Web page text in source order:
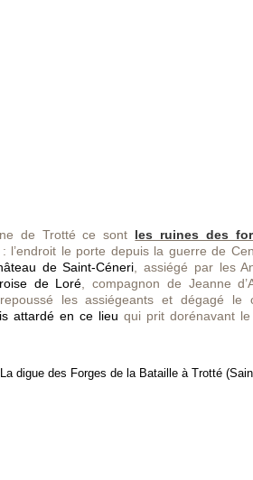
de Trotté ce sont les ruines des
: l’endroit le porte depuis la guerre de
de Saint-Céneri , assiégé par les
de Loré , compagnon de Jeanne
les assiégeants et dégagé le
attardé en ce lieu qui prit dorénavant